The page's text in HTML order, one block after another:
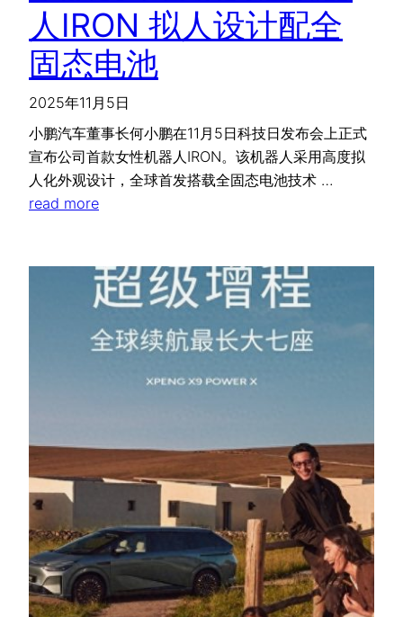
人IRON 拟人设计配全
固态电池
2025年11月5日
小鹏汽车董事长何小鹏在11月5日科技日发布会上正式
宣布公司首款女性机器人IRON。该机器人采用高度拟
人化外观设计，全球首发搭载全固态电池技术 …
read more